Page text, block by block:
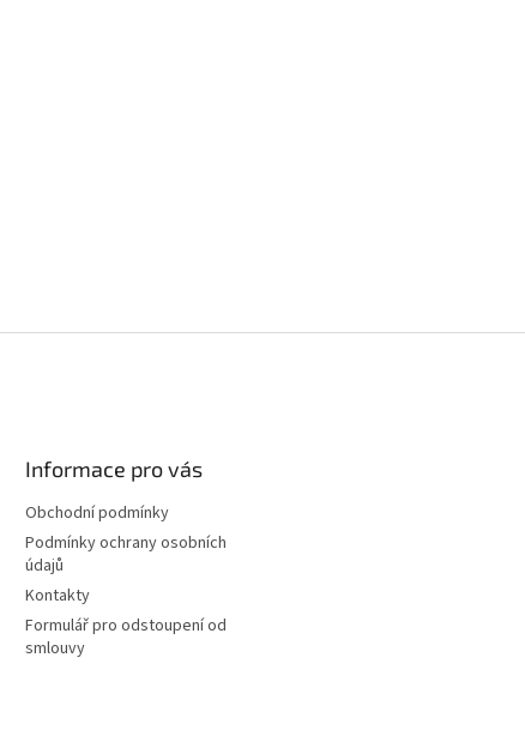
Informace pro vás
Obchodní podmínky
Podmínky ochrany osobních
údajů
Kontakty
Formulář pro odstoupení od
smlouvy